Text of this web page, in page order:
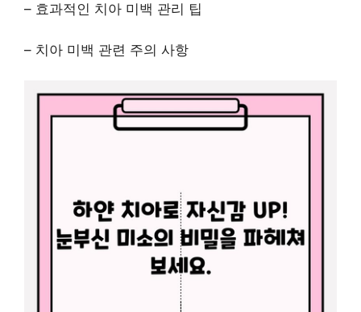
– 효과적인 치아 미백 관리 팁
– 치아 미백 관련 주의 사항